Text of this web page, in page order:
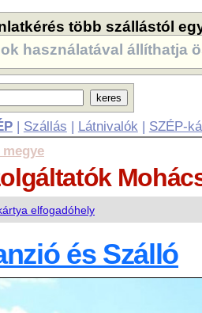
több szállástól
használatával állíthatja
| Szállás | Látnivalók | SZÉP-
elfogadóhely
és Szálló